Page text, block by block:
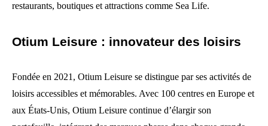
restaurants, boutiques et attractions comme Sea Life.
Otium Leisure : innovateur des loisirs
Fondée en 2021, Otium Leisure se distingue par ses activités de
loisirs accessibles et mémorables. Avec 100 centres en Europe et
aux États-Unis, Otium Leisure continue d’élargir son